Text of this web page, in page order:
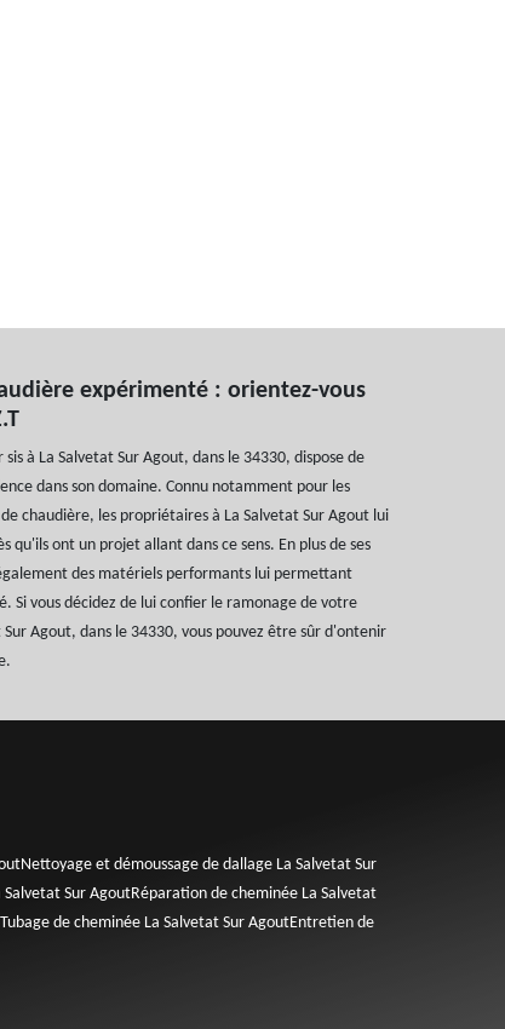
expérimenté : orientez-vous
à La Salvetat Sur Agout, dans le 34330, dispose de
dans son domaine. Connu notamment pour les
chaudière, les propriétaires à La Salvetat Sur Agout lui
qu'ils ont un projet allant dans ce sens. En plus de ses
des matériels performants lui permettant
Si vous décidez de lui confier le ramonage de votre
Agout, dans le 34330, vous pouvez être sûr d'ontenir
Nettoyage et démoussage de dallage La Salvetat Sur
Salvetat Sur AgoutRéparation de cheminée La Salvetat
Tubage de cheminée La Salvetat Sur AgoutEntretien de